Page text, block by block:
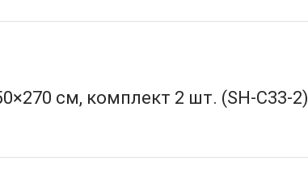
см, комплект 2 шт. (SH-C33-2)